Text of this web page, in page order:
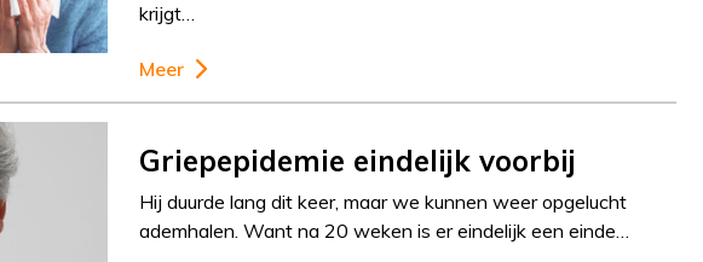
krijgt…
Meer
Griepepidemie eindelijk voorbij
Hij duurde lang dit keer, maar we kunnen weer opgelucht
ademhalen. Want na 20 weken is er eindelijk een einde…